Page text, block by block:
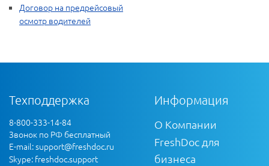
Договор на предрейсовый
осмотр водителей
Техподдержка
8-800-333-14-84
Звонок по РФ бесплатный
E-mail:support@freshdoc.ru
Skype: freshdoc.support
Информация
О Компании
FreshDoc для
бизнеса